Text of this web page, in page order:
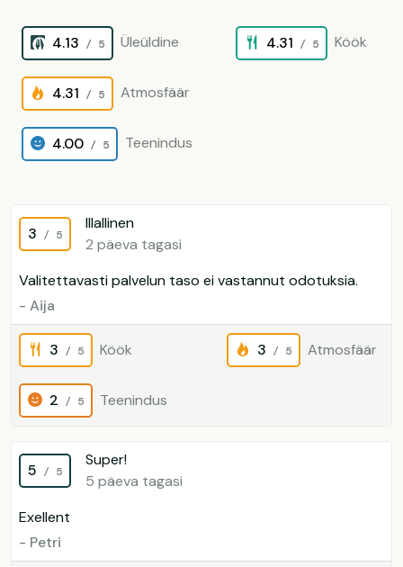
4.13 / 5 Üleüldine 4.31 / 5 Köök
4.31 / 5 Atmosfäär
4.00 / 5 Teenindus
3 / 5
Illallinen
2 päeva tagasi
Valitettavasti palvelun taso ei vastannut odotuksia.
- Aija
3 / 5 Köök 3 / 5 Atmosfäär
2 / 5 Teenindus
5 / 5
Super!
5 päeva tagasi
Exellent
- Petri